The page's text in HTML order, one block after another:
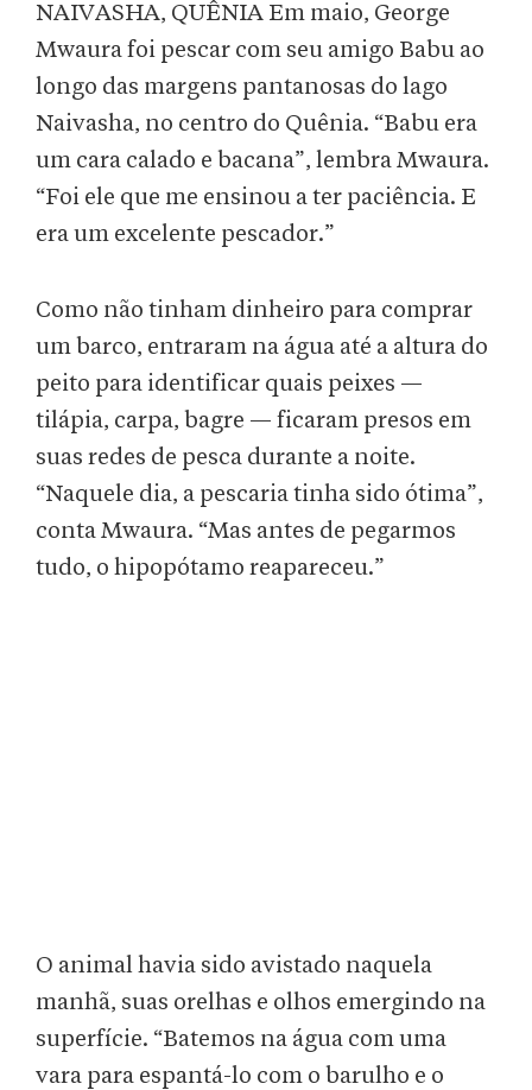
NAIVASHA, QUÊNIA Em maio, George
Mwaura foi pescar com seu amigo Babu ao
longo das margens pantanosas do lago
Naivasha, no centro do Quênia. “Babu era
um cara calado e bacana”, lembra Mwaura.
“Foi ele que me ensinou a ter paciência. E
era um excelente pescador.”
Como não tinham dinheiro para comprar
um barco, entraram na água até a altura do
peito para identificar quais peixes —
tilápia, carpa, bagre — ficaram presos em
suas redes de pesca durante a noite.
“Naquele dia, a pescaria tinha sido ótima”,
conta Mwaura. “Mas antes de pegarmos
tudo, o hipopótamo reapareceu.”
O animal havia sido avistado naquela
manhã, suas orelhas e olhos emergindo na
superfície. “Batemos na água com uma
vara para espantá-lo com o barulho e o